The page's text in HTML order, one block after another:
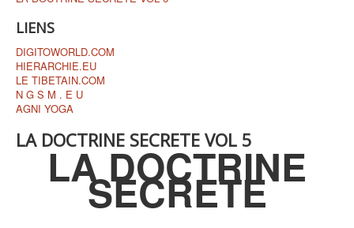
LIENS
DIGITOWORLD.COM
HIERARCHIE.EU
LE TIBETAIN.COM
N G S M . E U
AGNI YOGA
LA DOCTRINE SECRETE VOL 5
LA DOCTRINE
SECRETE